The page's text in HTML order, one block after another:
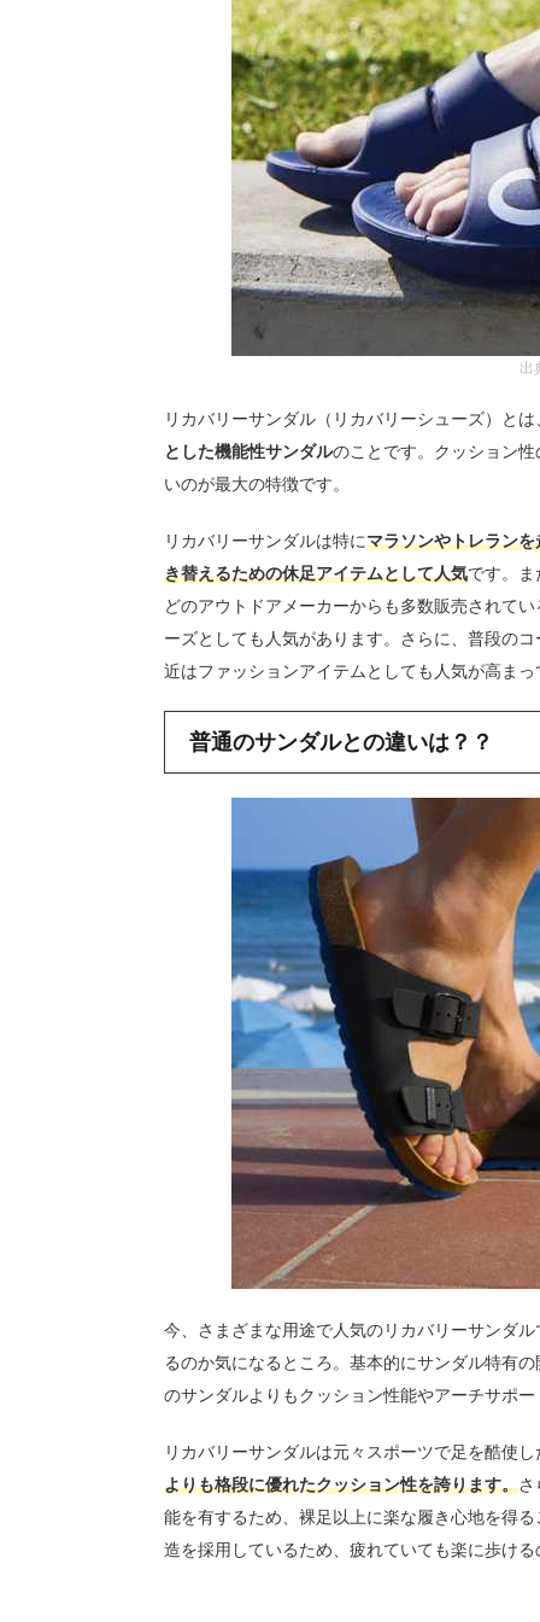
出
リカバリーサンダル（リカバリーシューズ）とは
とした機能性サンダルのことです。クッション
いのが最大の特徴です。
リカバリーサンダルは特にマラソンやトレラン
き替えるための休足アイテムとして人気です。
どのアウトドアメーカーからも多数販売されて
ーズとしても人気があります。さらに、普段の
近はファッションアイテムとしても人気が高ま
普通のサンダルとの違いは？？
今、さまざまな用途で人気のリカバリーサンダ
るのか気になるところ。基本的にサンダル特有
のサンダルよりもクッション性能やアーチサポ
リカバリーサンダルは元々スポーツで足を酷使
よりも格段に優れたクッション性を誇ります。さ
能を有するため、裸足以上に楽な履き心地を得
造を採用しているため、疲れていても楽に歩け